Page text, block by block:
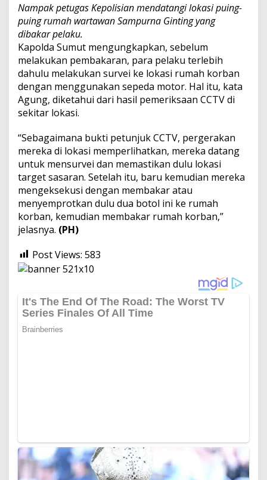
Nampak petugas Kepolisian mendatangi lokasi puing-
puing rumah wartawan Sampurna Ginting yang
dibakar pelaku.
Kapolda Sumut mengungkapkan, sebelum
melakukan pembakaran, para pelaku terlebih
dahulu melakukan survei ke lokasi rumah korban
dengan menggunakan sepeda motor. Hal itu, kata
Agung, diketahui dari hasil pemeriksaan CCTV di
sekitar lokasi.
“Sebagaimana bukti petunjuk CCTV, pergerakan
mereka di lokasi memperlihatkan, mereka datang
untuk mensurvei dan memastikan dulu lokasi
target sasaran. Setelah itu, baru kemudian mereka
mengeksekusi dengan membakar atau
menyemprotkan dulu dua botol ini ke rumah
korban, kemudian membakar rumah korban,”
jelasnya. (PH)
Post Views: 583